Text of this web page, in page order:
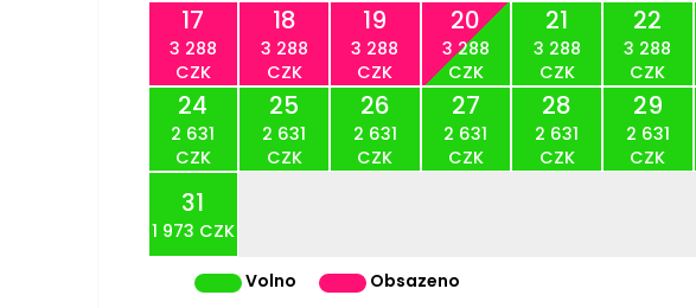
17
3 288
CZK
18
3 288
CZK
19
3 288
CZK
20
3 288
CZK
21
3 288
CZK
22
3 288
CZK
24
2 631
CZK
25
2 631
CZK
26
2 631
CZK
27
2 631
CZK
28
2 631
CZK
29
2 631
CZK
31
1 973 CZK
Volno Obsazeno